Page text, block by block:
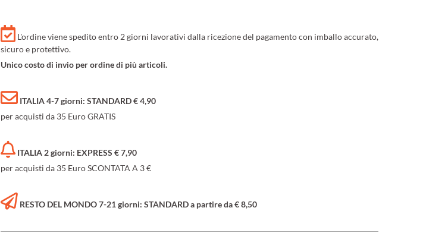
L'ordine viene spedito entro 2 giorni lavorativi dalla ricezione del pagamento con imballo accurato,
sicuro e protettivo.
Unico costo di invio per ordine di più articoli.
ITALIA 4-7 giorni: STANDARD € 4,90
per acquisti da 35 Euro GRATIS
ITALIA 2 giorni: EXPRESS € 7,90
per acquisti da 35 Euro SCONTATA A 3 €
RESTO DEL MONDO 7-21 giorni: STANDARD a partire da € 8,50